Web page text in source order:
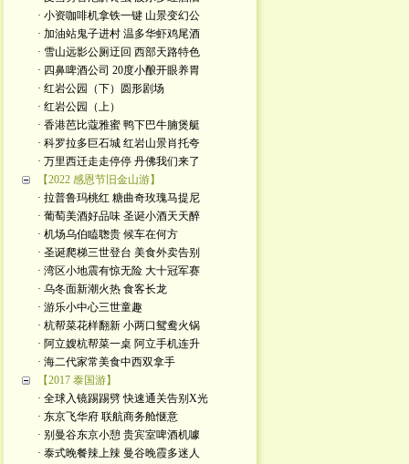
· 小资咖啡机拿铁一键 山景变幻公
· 加油站鬼子进村 温多华虾鸡尾酒
· 雪山远影公厕迂回 西部天路特色
· 四鼻啤酒公司 20度小酿开眼养胃
· 红岩公园（下）圆形剧场
· 红岩公园（上）
· 香港芭比蔻雅蜜 鸭下巴牛腩煲艇
· 科罗拉多巨石城 红岩山景肖托夸
· 万里西迁走走停停 丹佛我们来了
【2022 感恩节旧金山游】
· 拉普鲁玛桃红 糖曲奇玫瑰马提尼
· 葡萄美酒好品味 圣诞小酒天天醉
· 机场乌伯瞌聦贵 候车在何方
· 圣诞爬梯三世登台 美食外卖告别
· 湾区小地震有惊无险 大十冠军赛
· 乌冬面新潮火热 食客长龙
· 游乐小中心三世童趣
· 杭帮菜花样翻新 小两口鸳鸯火锅
· 阿立嫂杭帮菜一桌 阿立手机连升
· 海二代家常美食中西双拿手
【2017 泰国游】
· 全球入镜踢踢劈 快速通关告别X光
· 东京飞华府 联航商务舱惬意
· 别曼谷东京小憩 贵宾室啤酒机噱
· 泰式晚餐辣上辣 曼谷晚霞多迷人